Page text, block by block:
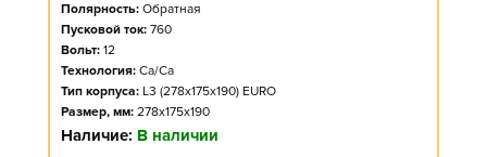
Полярность: Обратная
Пусковой ток: 760
Вольт: 12
Технология: Ca/Ca
Тип корпуса: L3 (278x175x190) EURO
Размер, мм: 278x175x190
Наличие: В наличии